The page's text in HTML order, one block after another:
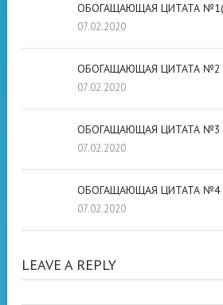
ОБОГАЩАЮЩАЯ ЦИТАТА
07.02.2020
ОБОГАЩАЮЩАЯ ЦИТАТА №2
07.02.2020
ОБОГАЩАЮЩАЯ ЦИТАТА №3
07.02.2020
ОБОГАЩАЮЩАЯ ЦИТАТА №4
07.02.2020
LEAVE A REPLY